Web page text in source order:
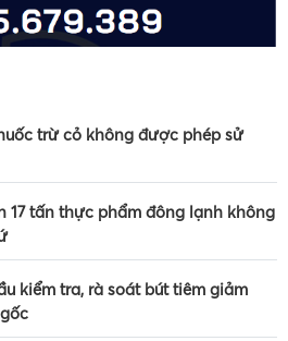
trừ cỏ không được phép sử
17 tấn thực phẩm đông lạnh không
kiểm tra, rà soát bút tiêm giảm